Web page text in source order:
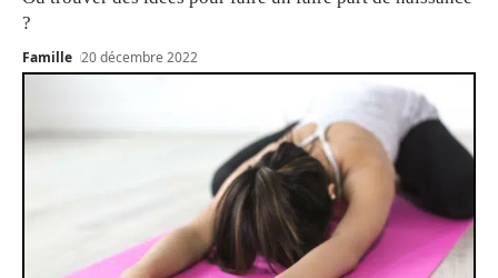
?
Famille 20 décembre 2022